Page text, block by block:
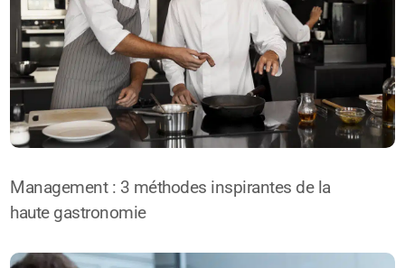
Management : 3 méthodes inspirantes de la
haute gastronomie